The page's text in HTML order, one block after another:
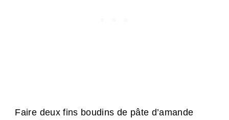
Faire deux fins boudins de pâte d’amande